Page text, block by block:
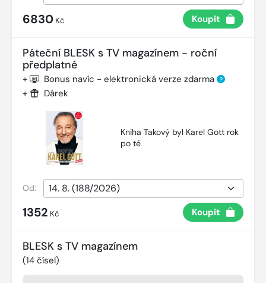
6830 Kč Koupit
Páteční BLESK s TV magazínem - roční
předplatné
+ Bonus navíc - elektronická verze zdarma ?
+ Dárek
Kniha Takový byl Karel Gott rok
po té
Od:
1352 Kč Koupit
BLESK s TV magazínem
(14 čísel)